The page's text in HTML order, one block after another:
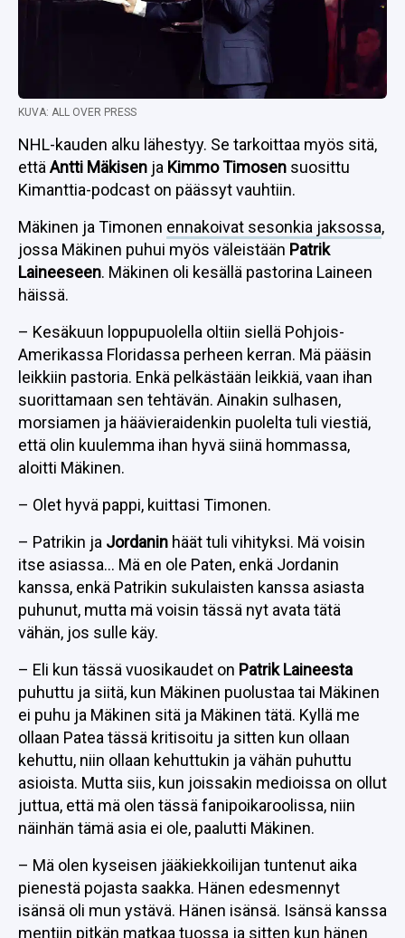
KUVA: ALL OVER PRESS
NHL-kauden alku lähestyy. Se tarkoittaa myös sitä,
että Antti Mäkisen ja Kimmo Timosen suosittu
Kimanttia-podcast on päässyt vauhtiin.
Mäkinen ja Timonen ennakoivat sesonkia jaksossa,
jossa Mäkinen puhui myös väleistään Patrik
Laineeseen. Mäkinen oli kesällä pastorina Laineen
häissä.
– Kesäkuun loppupuolella oltiin siellä Pohjois-
Amerikassa Floridassa perheen kerran. Mä pääsin
leikkiin pastoria. Enkä pelkästään leikkiä, vaan ihan
suorittamaan sen tehtävän. Ainakin sulhasen,
morsiamen ja häävieraidenkin puolelta tuli viestiä,
että olin kuulemma ihan hyvä siinä hommassa,
aloitti Mäkinen.
– Olet hyvä pappi, kuittasi Timonen.
– Patrikin ja Jordanin häät tuli vihityksi. Mä voisin
itse asiassa… Mä en ole Paten, enkä Jordanin
kanssa, enkä Patrikin sukulaisten kanssa asiasta
puhunut, mutta mä voisin tässä nyt avata tätä
vähän, jos sulle käy.
– Eli kun tässä vuosikaudet on Patrik Laineesta
puhuttu ja siitä, kun Mäkinen puolustaa tai Mäkinen
ei puhu ja Mäkinen sitä ja Mäkinen tätä. Kyllä me
ollaan Patea tässä kritisoitu ja sitten kun ollaan
kehuttu, niin ollaan kehuttukin ja vähän puhuttu
asioista. Mutta siis, kun joissakin medioissa on ollut
juttua, että mä olen tässä fanipoikaroolissa, niin
näinhän tämä asia ei ole, paalutti Mäkinen.
– Mä olen kyseisen jääkiekkoilijan tuntenut aika
pienestä pojasta saakka. Hänen edesmennyt
isänsä oli mun ystävä. Hänen isänsä. Isänsä kanssa
mentiin pitkän matkaa tuossa ja sitten kun hänen